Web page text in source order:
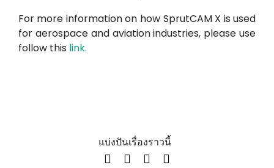
For more information on how SprutCAM X is used
for aerospace and aviation industries, please use
follow this link.
แบ่งปันเรื่องราวนี้